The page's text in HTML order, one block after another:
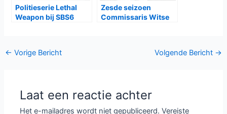
Politieserie Lethal
Weapon bij SBS6
Zesde seizoen
Commissaris Witse
Bericht
← Vorige Bericht Volgende Bericht →
Laat een reactie achter
Het e-mailadres wordt niet gepubliceerd. Vereiste